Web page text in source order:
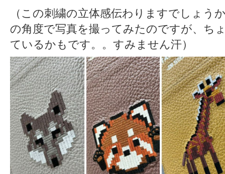
（この刺繍の立体感伝わりますでしょう
の角度で写真を撮ってみたのですが、ち
ているかもです。。すみません汗）